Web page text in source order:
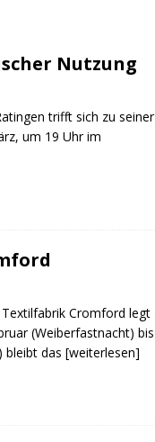
Nutzung
trifft sich zu seiner
um 19 Uhr im
Cromford legt
(Weiberfastnacht) bis
bleibt das [weiterlesen]